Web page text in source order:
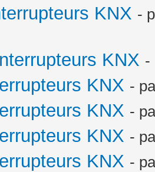
KNX -
KNX -
KNX -
KNX -
KNX -
KNX -